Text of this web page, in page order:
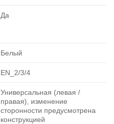
Да
Белый
EN_2/3/4
Универсальная (левая /
правая), изменение
сторонности предусмотрена
конструкцией